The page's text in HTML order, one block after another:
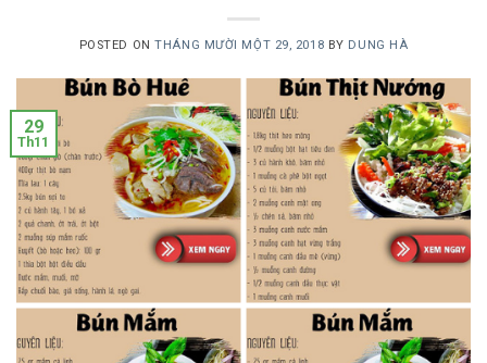
POSTED ONTHÁNG MƯỜI MỘT 29, 2018 BY DUNG HÀ
29
Th11